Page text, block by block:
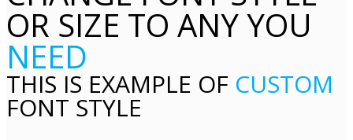
OR SIZE TO ANY YOU
NEED
THIS IS EXAMPLE OF CUSTOM
FONT STYLE